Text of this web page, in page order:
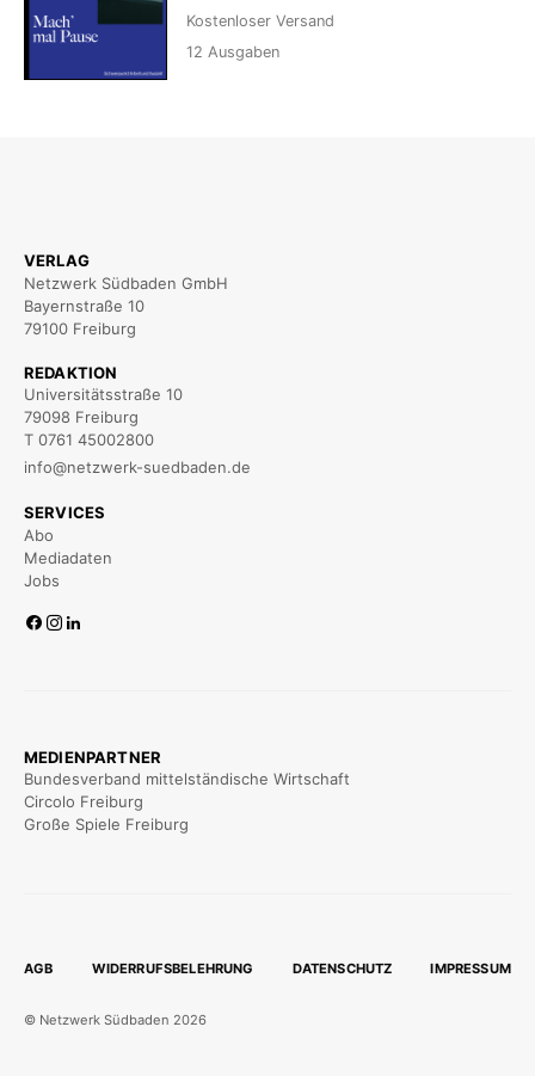
Kostenloser Versand
12 Ausgaben
VERLAG
Netzwerk Südbaden GmbH
Bayernstraße 10
79100 Freiburg
REDAKTION
Universitätsstraße 10
79098 Freiburg
T 0761 45002800
info@netzwerk-suedbaden.de
SERVICES
Abo
Mediadaten
Jobs
MEDIENPARTNER
Bundesverband mittelständische Wirtschaft
Circolo Freiburg
Große Spiele Freiburg
AGB WIDERRUFSBELEHRUNG DATENSCHUTZ IMPRESSUM
© Netzwerk Südbaden 2026